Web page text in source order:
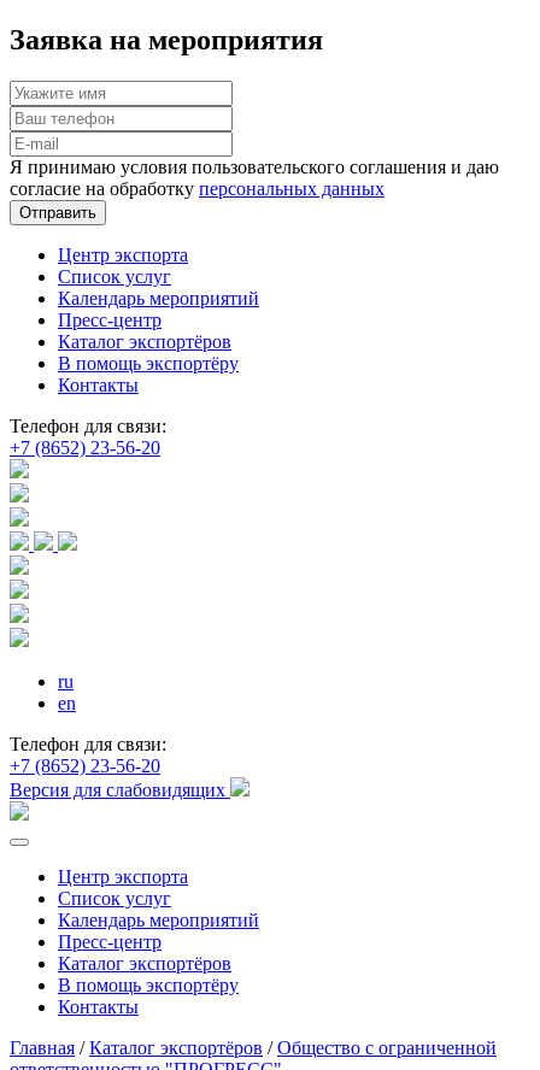
Заявка на мероприятия
Я принимаю условия пользовательского соглашения и даю
согласие на обработку персональных данных
Отправить
Центр экспорта
Список услуг
Календарь мероприятий
Пресс-центр
Каталог экспортёров
В помощь экспортёру
Контакты
Телефон для связи:
+7 (8652) 23-56-20
ru
en
Телефон для связи:
+7 (8652) 23-56-20
Версия для слабовидящих
Центр экспорта
Список услуг
Календарь мероприятий
Пресс-центр
Каталог экспортёров
В помощь экспортёру
Контакты
Главная /Каталог экспортёров /Общество с ограниченной